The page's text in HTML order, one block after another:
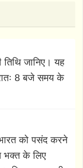
जानिए। यह
8 बजे समय के
को पसंद करने
भक्त के लिए